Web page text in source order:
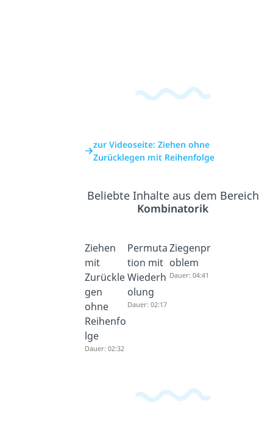
zur Videoseite: Ziehen ohne
Zurücklegen mit Reihenfolge
Beliebte Inhalte aus dem Bereich
Kombinatorik
Ziehen
mit
Zurückle
gen
ohne
Reihenfo
lge
Dauer: 02:32
Permuta
tion mit
Wiederh
olung
Dauer: 02:17
Ziegenpr
oblem
Dauer: 04:41